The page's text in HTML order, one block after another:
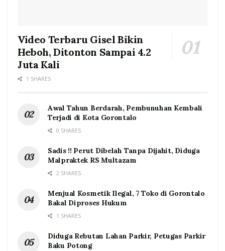
Video Terbaru Gisel Bikin
Heboh, Ditonton Sampai 4.2
Juta Kali
1 SHARES
Awal Tahun Berdarah, Pembunuhan Kembali
Terjadi di Kota Gorontalo
0 SHARES
Sadis !! Perut Dibelah Tanpa Dijahit, Diduga
Malpraktek RS Multazam
2 SHARES
Menjual Kosmetik Ilegal, 7 Toko di Gorontalo
Bakal Diproses Hukum
1 SHARES
Diduga Rebutan Lahan Parkir, Petugas Parkir
Baku Potong